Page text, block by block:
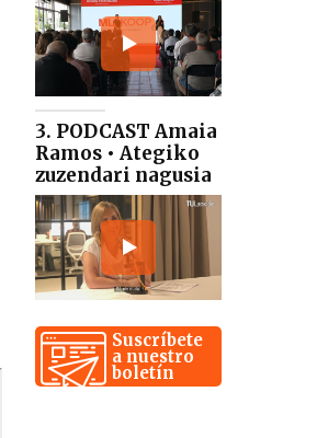
3. PODCAST Amaia
Ramos • Ategiko
zuzendari nagusia
Suscríbete
a nuestro
boletín